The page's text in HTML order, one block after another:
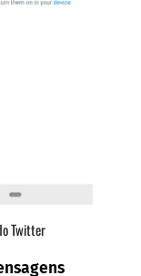
Twitter